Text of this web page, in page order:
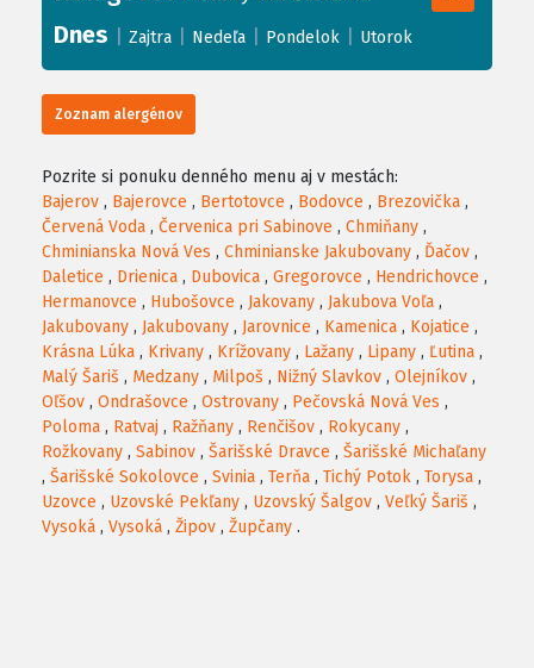
−
Dnes Zajtra Nedeľa Pondelok Utorok
Zoznam alergénov
Pozrite si ponuku denného menu aj v mestách:
Bajerov , Bajerovce , Bertotovce , Bodovce , Brezovička ,
Červená Voda , Červenica pri Sabinove , Chmiňany ,
Chminianska Nová Ves , Chminianske Jakubovany , Ďačov ,
Daletice , Drienica , Dubovica , Gregorovce , Hendrichovce ,
Hermanovce , Hubošovce , Jakovany , Jakubova Voľa ,
Jakubovany , Jakubovany , Jarovnice , Kamenica , Kojatice ,
Krásna Lúka , Krivany , Krížovany , Lažany , Lipany , Ľutina ,
Malý Šariš , Medzany , Milpoš , Nižný Slavkov , Olejníkov ,
Oľšov , Ondrašovce , Ostrovany , Pečovská Nová Ves ,
Poloma , Ratvaj , Ražňany , Renčišov , Rokycany ,
Rožkovany , Sabinov , Šarišské Dravce , Šarišské Michaľany
, Šarišské Sokolovce , Svinia , Terňa , Tichý Potok , Torysa ,
Uzovce , Uzovské Pekľany , Uzovský Šalgov , Veľký Šariš ,
Vysoká , Vysoká , Žipov , Župčany .